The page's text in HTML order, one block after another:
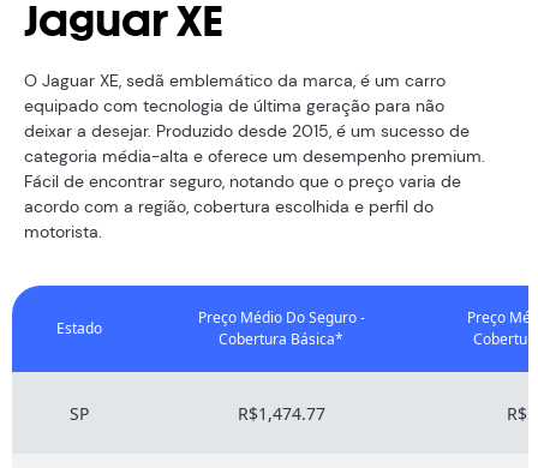
Jaguar XE
O Jaguar XE, sedã emblemático da marca, é um carro
equipado com tecnologia de última geração para não
deixar a desejar. Produzido desde 2015, é um sucesso de
categoria média-alta e oferece um desempenho premium.
Fácil de encontrar seguro, notando que o preço varia de
acordo com a região, cobertura escolhida e perfil do
motorista.
Estado
Preço Médio Do Seguro -
Cobertura Básica*
Preço
SP R$1,474.77